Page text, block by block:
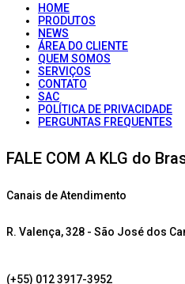
HOME
PRODUTOS
NEWS
ÁREA DO CLIENTE
QUEM SOMOS
SERVIÇOS
CONTATO
SAC
POLÍTICA DE PRIVACIDADE
PERGUNTAS FREQUENTES
FALE COM A KLG do
Canais de Atendimento
R. Valença, 328 - São José dos
(+55) 012 3917-3952